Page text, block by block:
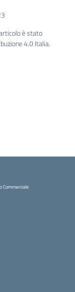
è stato
4.0 Italia.
Commerciale